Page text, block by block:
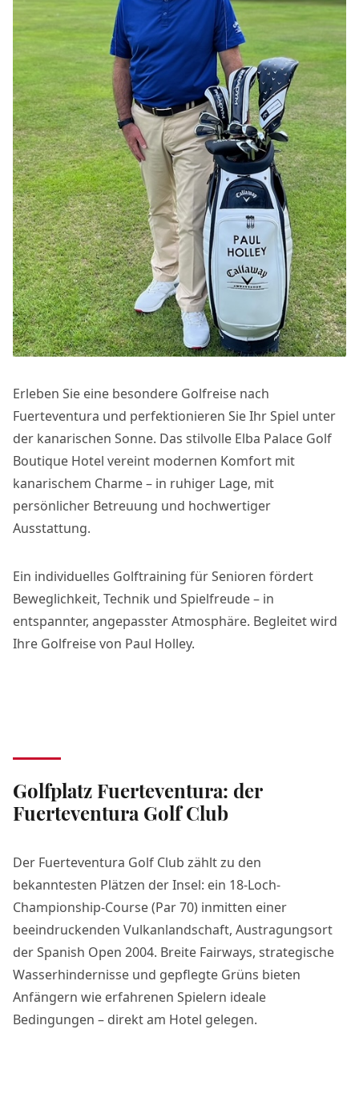
Erleben Sie eine besondere Golfreise nach
Fuerteventura und perfektionieren Sie Ihr Spiel unter
der kanarischen Sonne. Das stilvolle Elba Palace Golf
Boutique Hotel vereint modernen Komfort mit
kanarischem Charme – in ruhiger Lage, mit
persönlicher Betreuung und hochwertiger
Ausstattung.
Ein individuelles Golftraining für Senioren fördert
Beweglichkeit, Technik und Spielfreude – in
entspannter, angepasster Atmosphäre. Begleitet wird
Ihre Golfreise von Paul Holley.
Golfplatz Fuerteventura: der
Fuerteventura Golf Club
Der Fuerteventura Golf Club zählt zu den
bekanntesten Plätzen der Insel: ein 18-Loch-
Championship-Course (Par 70) inmitten einer
beeindruckenden Vulkanlandschaft, Austragungsort
der Spanish Open 2004. Breite Fairways, strategische
Wasserhindernisse und gepflegte Grüns bieten
Anfängern wie erfahrenen Spielern ideale
Bedingungen – direkt am Hotel gelegen.